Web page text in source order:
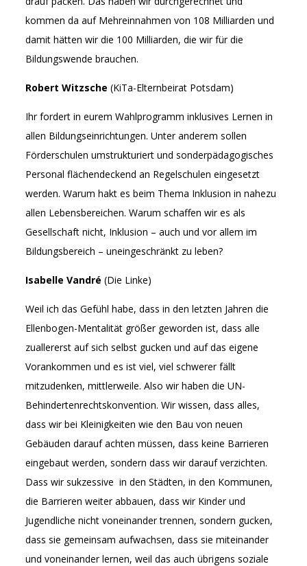
kommen da auf Mehreinnahmen von 108 Milliarden und
damit hätten wir die 100 Milliarden, die wir für die
Bildungswende brauchen.
Robert Witzsche (KiTa-Elternbeirat Potsdam)
Ihr fordert in eurem Wahlprogramm inklusives Lernen in
allen Bildungseinrichtungen. Unter anderem sollen
Förderschulen umstrukturiert und sonderpädagogisches
Personal flächendeckend an Regelschulen eingesetzt
werden. Warum hakt es beim Thema Inklusion in nahezu
allen Lebensbereichen. Warum schaffen wir es als
Gesellschaft nicht, Inklusion – auch und vor allem im
Bildungsbereich – uneingeschränkt zu leben?
Isabelle Vandré (Die Linke)
Weil ich das Gefühl habe, dass in den letzten Jahren die
Ellenbogen-Mentalität größer geworden ist, dass alle
zuallererst auf sich selbst gucken und auf das eigene
Vorankommen und es ist viel, viel schwerer fällt
mitzudenken, mittlerweile. Also wir haben die UN-
Behindertenrechtskonvention. Wir wissen, dass alles,
dass wir bei Kleinigkeiten wie den Bau von neuen
Gebäuden darauf achten müssen, dass keine Barrieren
eingebaut werden, sondern dass wir darauf verzichten.
Dass wir sukzessive in den Städten, in den Kommunen,
die Barrieren weiter abbauen, dass wir Kinder und
Jugendliche nicht voneinander trennen, sondern gucken,
dass sie gemeinsam aufwachsen, dass sie miteinander
und voneinander lernen, weil das auch übrigens soziale